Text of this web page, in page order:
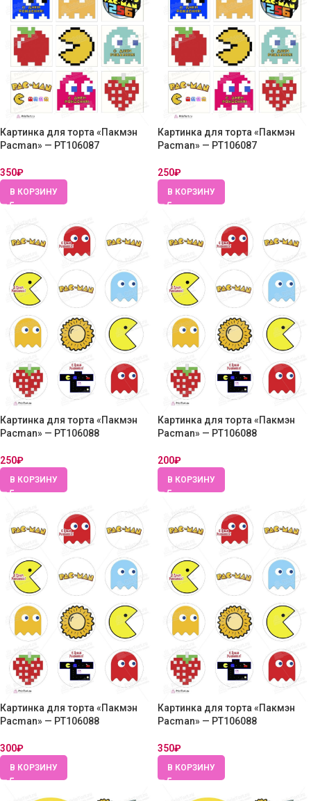
Картинка для торта «Пакмэн
Pacman» — PT106087
350₽
В КОРЗИНУ
Картинка для торта «Пакмэн
Pacman» — PT106087
250₽
В КОРЗИНУ
Картинка для торта «Пакмэн
Pacman» — PT106088
250₽
В КОРЗИНУ
Картинка для торта «Пакмэн
Pacman» — PT106088
200₽
В КОРЗИНУ
Картинка для торта «Пакмэн
Pacman» — PT106088
300₽
В КОРЗИНУ
Картинка для торта «Пакмэн
Pacman» — PT106088
350₽
В КОРЗИНУ